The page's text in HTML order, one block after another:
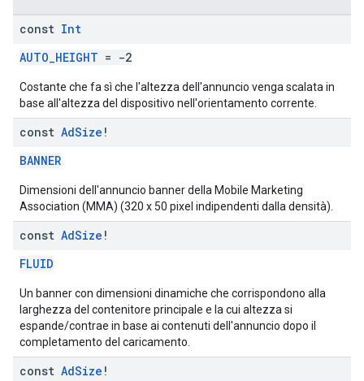
const Int
AUTO_HEIGHT = -2
Costante che fa sì che l'altezza dell'annuncio venga scalata in
base all'altezza del dispositivo nell'orientamento corrente.
const AdSize !
BANNER
Dimensioni dell'annuncio banner della Mobile Marketing
Association (MMA) (320 x 50 pixel indipendenti dalla densità).
const AdSize !
FLUID
Un banner con dimensioni dinamiche che corrispondono alla
larghezza del contenitore principale e la cui altezza si
espande/contrae in base ai contenuti dell'annuncio dopo il
completamento del caricamento.
const AdSize !